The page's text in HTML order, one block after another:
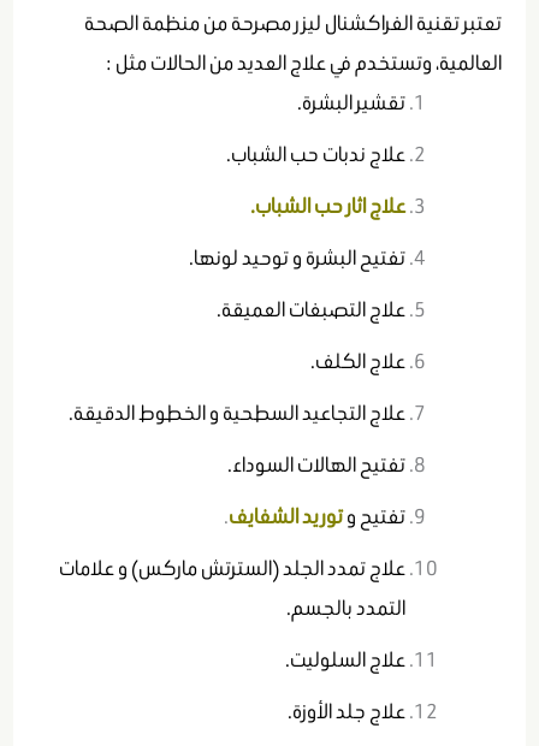
تعتبر تقنية الفراكشنال ليزر مصرحة من منظمة الصحة
العالمية، وتستخدم في علاج العديد من الحالات مثل :
تقشير البشرة.
علاج ندبات حب الشباب.
علاج اثار حب الشباب.
تفتيح البشرة و توحيد لونها.
علاج التصبغات العميقة.
علاج الكلف.
علاج التجاعيد السطحية و الخطوط الدقيقة.
تفتيح الهالات السوداء.
تفتيح وتوريد الشفايف.
علاج تمدد الجلد (السترتش ماركس) و علامات
التمدد بالجسم.
علاج السلوليت.
علاج جلد الأوزة.